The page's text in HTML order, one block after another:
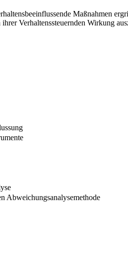
Maßnahmen
Verhaltenssteuernden Wirkung
Abweichungsanalysemethode